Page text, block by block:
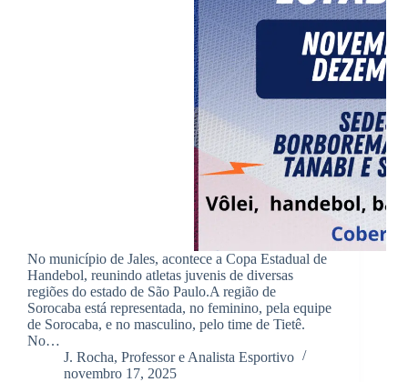
No município de Jales, acontece a Copa Estadual de
Handebol, reunindo atletas juvenis de diversas
regiões do estado de São Paulo.A região de
Sorocaba está representada, no feminino, pela equipe
de Sorocaba, e no masculino, pelo time de Tietê.
No…
J. Rocha, Professor e Analista Esportivo
novembro 17, 2025